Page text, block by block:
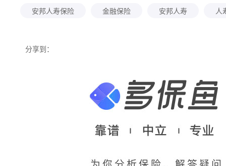
分享到：
安邦人寿保险 金融保险 安邦人寿 人